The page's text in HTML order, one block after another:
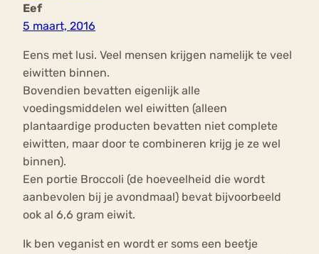
Eef
5 maart, 2016
Eens met lusi. Veel mensen krijgen namelijk te veel
eiwitten binnen.
Bovendien bevatten eigenlijk alle
voedingsmiddelen wel eiwitten (alleen
plantaardige producten bevatten niet complete
eiwitten, maar door te combineren krijg je ze wel
binnen).
Een portie Broccoli (de hoeveelheid die wordt
aanbevolen bij je avondmaal) bevat bijvoorbeeld
ook al 6,6 gram eiwit.
Ik ben veganist en wordt er soms een beetje